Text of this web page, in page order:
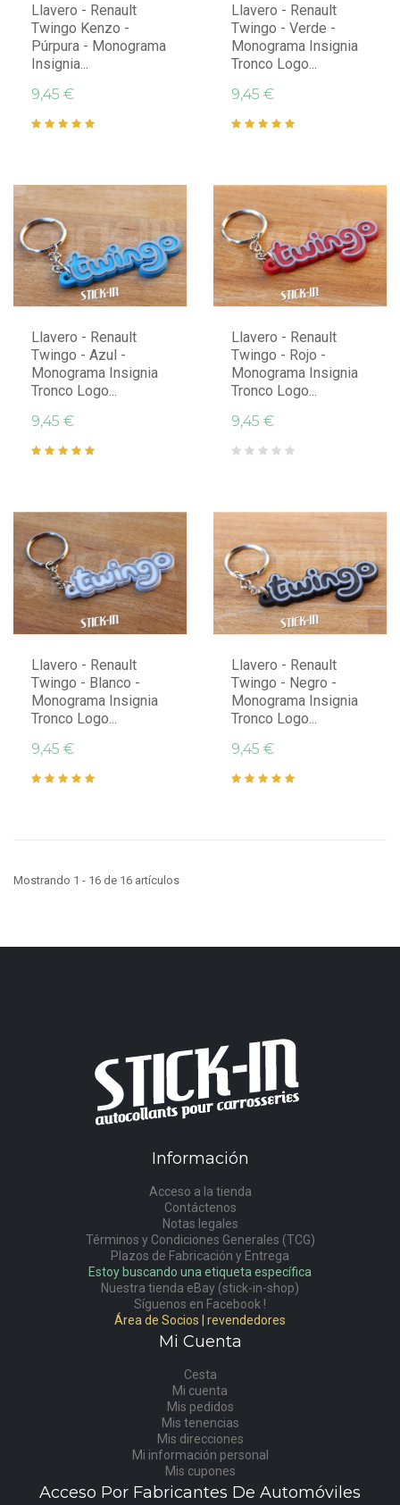
Llavero - Renault
Twingo Kenzo -
Púrpura - Monograma
Insignia...
9,45 €
Llavero - Renault
Twingo - Verde -
Monograma Insignia
Tronco Logo...
9,45 €
Llavero - Renault
Twingo - Azul -
Monograma Insignia
Tronco Logo...
9,45 €
Llavero - Renault
Twingo - Rojo -
Monograma Insignia
Tronco Logo...
9,45 €
Llavero - Renault
Twingo - Blanco -
Monograma Insignia
Tronco Logo...
9,45 €
Llavero - Renault
Twingo - Negro -
Monograma Insignia
Tronco Logo...
9,45 €
Mostrando 1 - 16 de 16 artículos
Información
Acceso a la tienda
Contáctenos
Notas legales
Términos y Condiciones Generales (TCG)
Plazos de Fabricación y Entrega
Estoy buscando una etiqueta específica
Nuestra tienda eBay (stick-in-shop)
Síguenos en Facebook !
Área de Socios | revendedores
Mi Cuenta
Cesta
Mi cuenta
Mis pedidos
Mis tenencias
Mis direcciones
Mi información personal
Mis cupones
Acceso Por Fabricantes De Automóviles